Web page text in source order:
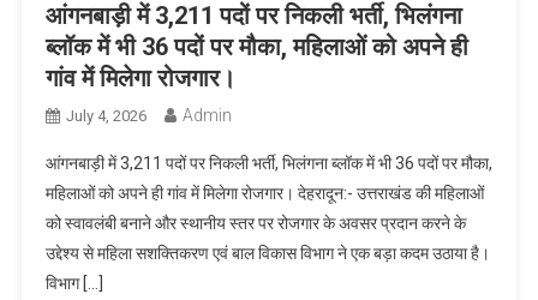
आंगनबाड़ी में 3,211 पदों पर निकली भर्ती, भिलंगना
ब्लॉक में भी 36 पदों पर मौका, महिलाओं को अपने ही
गांव में मिलेगा रोजगार।
July 4, 2026 Admin
आंगनबाड़ी में 3,211 पदों पर निकली भर्ती, भिलंगना ब्लॉक में भी 36 पदों पर मौका,
महिलाओं को अपने ही गांव में मिलेगा रोजगार। देहरादून:- उत्तराखंड की महिलाओं
को स्वावलंबी बनाने और स्थानीय स्तर पर रोजगार के अवसर प्रदान करने के
उद्देश्य से महिला सशक्तिकरण एवं बाल विकास विभाग ने एक बड़ा कदम उठाया है।
विभाग […]